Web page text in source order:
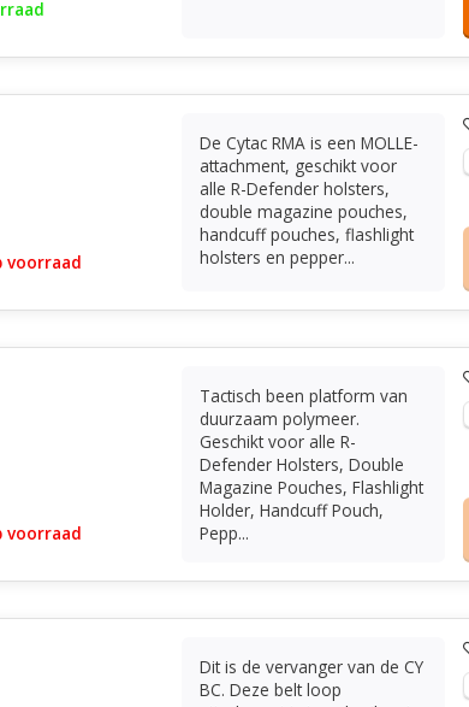
voorraad
De Cytac RMA is een MOLLE-
attachment, geschikt voor
alle R-Defender holsters,
double magazine pouches,
handcuff pouches, flashlight
holsters en pepper...
voorraad
Tactisch been platform van
duurzaam polymeer.
Geschikt voor alle R-
Defender Holsters, Double
Magazine Pouches, Flashlight
Holder, Handcuff Pouch,
Pepp...
Dit is de vervanger van de CY
BC. Deze belt loop